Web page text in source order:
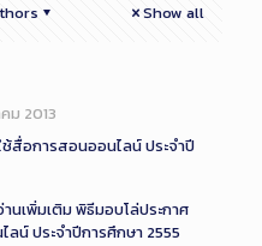
Show all
ม 2013
สื่อการสอนออนไลน์ ประจำปี
านเพิ่มเติมพิธีมอบโล่ประกาศ
น์ ประจำปีการศึกษา 2555